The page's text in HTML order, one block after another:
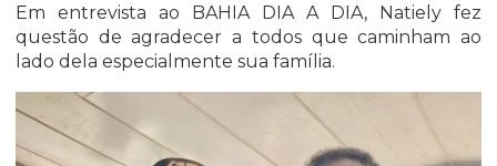
Em entrevista ao BAHIA DIA A DIA, Natiely fez
questão de agradecer a todos que caminham ao
lado dela especialmente sua família.